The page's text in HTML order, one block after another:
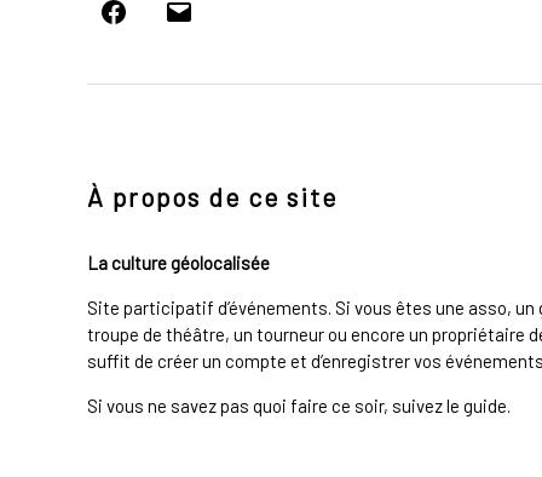
Facebook
E-
mail
À propos de ce site
La culture géolocalisée
Site participatif d’événements. Si vous êtes une asso, un
troupe de théâtre, un tourneur ou encore un propriétaire
suffit de créer un compte et d’enregistrer vos
Si vous ne savez pas quoi faire ce soir, suivez le guide.